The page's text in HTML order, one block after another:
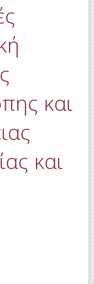
και
και